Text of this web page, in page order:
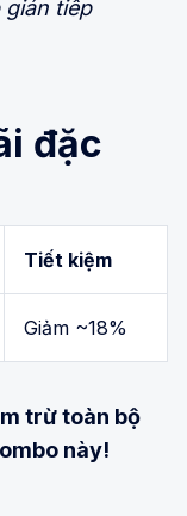
gián tiếp
đặc
Tiết kiệm
Giảm ~18%
trừ toàn bộ
này!